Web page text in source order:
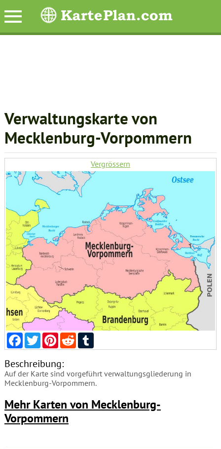
Verwaltungskarte von
Mecklenburg-Vorpommern
Vergrössern
Facebook
TwitterPinterest
RedditTumblr
Beschreibung:
Auf der Karte sind vorgeführt verwaltungsgliederung in
Mecklenburg-Vorpommern.
Mehr Karten von Mecklenburg-
Vorpommern